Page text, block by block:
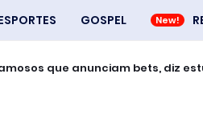
GOSPEL
que anunciam bets, diz
25 mil em premiação em Rolim de